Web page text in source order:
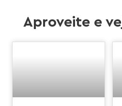
Aproveite e